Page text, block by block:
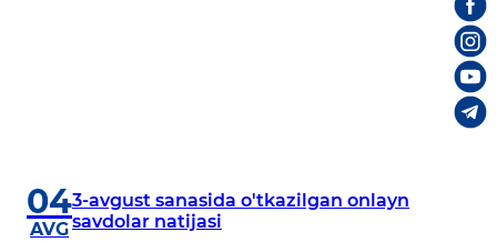
04
AVG
3-avgust sanasida o'tkazilgan onlayn
savdolar natijasi